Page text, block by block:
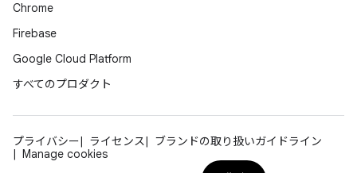
Chrome
Firebase
Google Cloud Platform
すべてのプロダクト
プライバシー ライセンス
ブランドの取り扱いガイドライン
Manage cookies